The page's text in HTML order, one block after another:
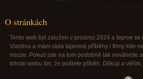
O stránkách
Tento web byl založen v prosinci 2024 a teprve se
Vlastina a mám ráda tajemné příběhy i filmy kde
nouze. Pokud jste na tom podobně tak neváhejte
tohoto webu tím, že pošlete příběh. Děkuji a